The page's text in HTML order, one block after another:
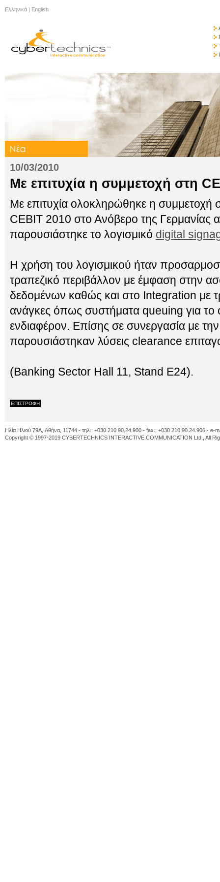
Ελληνικά | English
10/03/2010
Με επιτυχία η συμμετοχή στη
Με επιτυχία ολοκληρώθηκε η συμμετοχή
CEBIT 2010 στο Ανόβερο της
παρουσιάστηκε το λογισμικό digital
Η χρήση του λογισμικού ήταν
τραπεζικό περιβάλλον με έμφαση στην
δεδομένων καθώς και στο Integration με
ανάγκες όπως συστήματα queuing για το
ενδιαφέρον. Επίσης σε συνεργασία με
παρουσιάστηκαν λύσεις clearance
(Banking Sector Hall 11, Stand E24).
ΕΠΙΣΤΡΟΦΗ
Ηλία Ηλιού 79A, Αθήνα, 11744 - τηλ.: +030 210 90.24.900 - fax.: +030 210 90.24.906 - e-
Copyright © 1997-2019 CYBERTECHNICS INTERACTIVE COMMUNICATION Ltd., All